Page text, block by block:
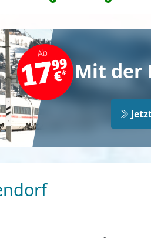
Mit der